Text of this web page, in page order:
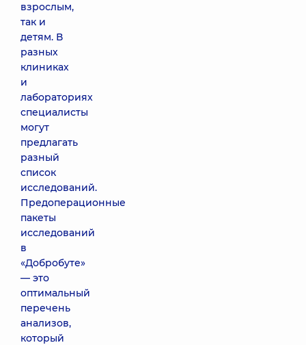
взрослым,
так и
детям. В
разных
клиниках
и
лабораториях
специалисты
могут
предлагать
разный
список
исследований.
Предоперационные
пакеты
исследований
в
«Добробуте»
— это
оптимальный
перечень
анализов,
который